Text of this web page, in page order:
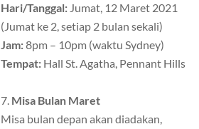
Hari/Tanggal: Jumat, 12 Maret 2021
(Jumat ke 2, setiap 2 bulan sekali)
Jam:8pm – 10pm (waktu Sydney)
Tempat: Hall St. Agatha, Pennant Hills
Misa Bulan Maret
Misa bulan depan akan diadakan,